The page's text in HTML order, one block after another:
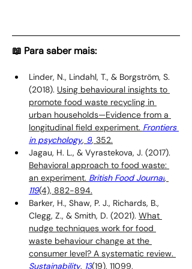
📖 Para saber mais:
Linder, N., Lindahl, T., & Borgström, S.
(2018). Using behavioural insights to
promote food waste recycling in
urban households—Evidence from a
longitudinal field experiment. Frontiers
in psychology, 9, 352.
Jagau, H. L., & Vyrastekova, J. (2017).
Behavioral approach to food waste:
an experiment. British Food Journal,
119(4), 882-894.
Barker, H., Shaw, P. J., Richards, B.,
Clegg, Z., & Smith, D. (2021). What
nudge techniques work for food
waste behaviour change at the
consumer level? A systematic review.
Sustainability, 13(19), 11099.